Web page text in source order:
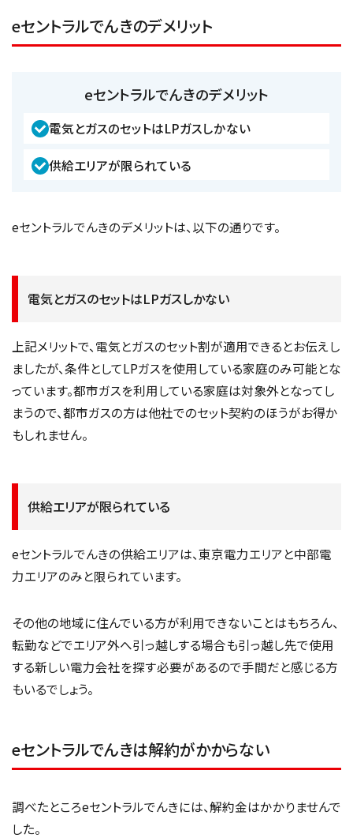
eセントラルでんきのデメリット
eセントラルでんきのデメリット
電気とガスのセットはLPガスしかない
供給エリアが限られている
eセントラルでんきのデメリットは、以下の通りです。
電気とガスのセットはLPガスしかない
上記メリットで、電気とガスのセット割が適用できるとお伝えし
ましたが、条件としてLPガスを使用している家庭のみ可能とな
っています。都市ガスを利用している家庭は対象外となってし
まうので、都市ガスの方は他社でのセット契約のほうがお得か
もしれません。
供給エリアが限られている
eセントラルでんきの供給エリアは、東京電力エリアと中部電
力エリアのみと限られています。
その他の地域に住んでいる方が利用できないことはもちろん、
転勤などでエリア外へ引っ越しする場合も引っ越し先で使用
する新しい電力会社を探す必要があるので手間だと感じる方
もいるでしょう。
eセントラルでんきは解約がかからない
調べたところeセントラルでんきには、解約金はかかりませんで
した。